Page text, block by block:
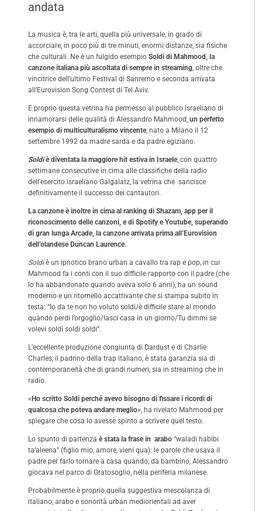
andata
La musica è, tra le arti, quella più universale, in grado di
accorciare, in poco più di tre minuti, enormi distanze, sia fisiche
che culturali. Ne è un fulgido esempio Soldi di Mahmood, la
canzone italiana più ascoltata di sempre in streaming, oltre che
vincitrice dell’ultimo Festival di Sanremo e seconda arrivata
all’Eurovision Song Contest di Tel Aviv.
E proprio questa vetrina ha permesso al pubblico israeliano di
innamorarsi delle qualità di Alessandro Mahmood, un perfetto
esempio di multiculturalismo vincente, nato a Milano il 12
settembre 1992 da madre sarda e da padre egiziano.
Soldiè diventata la maggiore hit estiva in Israele, con quattro
settimane consecutive in cima alle classifiche della radio
dell’esercito israeliano Galgalatz, la vetrina che sancisce
definitivamente il successo dei cantautori.
La canzone è inoltre in cima al ranking di Shazam, app per il
riconoscimento delle canzoni, e di Spotify e Youtube, superando
di gran lunga Arcade, la canzone arrivata prima all’Eurovision
dell’olandese Duncan Laurence.
Soldiè un ipnotico brano urban a cavallo tra rap e pop, in cui
Mahmood fa i conti con il suo difficile rapporto con il padre (che
lo ha abbandonato quando aveva solo 6 anni), ha un sound
moderno e un ritornello accattivante che si stampa subito in
testa: “Io da te non ho voluto soldi/è difficile stare al mondo
quando perdi l’orgoglio/lasci casa in un giorno/Tu dimmi se
volevi soldi soldi soldi”.
L’eccellente produzione congiunta di Dardust e di Charlie
Charles, il padrino della trap italiano, è stata garanzia sia di
contemporaneità che di grandi numeri, sia in streaming che in
radio.
« Ho scritto Soldi perché avevo bisogno di fissare i ricordi di
qualcosa che poteva andare meglio», ha rivelato Mahmood per
spiegare che cosa lo avesse spinto a scrivere quel testo.
Lo spunto di partenza è stata la frase in arabo “waladi habibi
ta’aleena” (figlio mio, amore, vieni qua): le parole che usava il
padre per farlo tornare a casa quando, da bambino, Alessandro
giocava nel parco di Gratosoglio, nella periferia milanese.
Probabilmente è proprio quella suggestiva mescolanza di
italiano, arabo e sonorità urban mediorientali ad aver